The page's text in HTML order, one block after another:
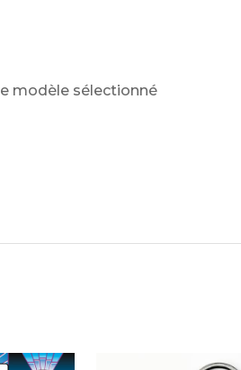
modèle sélectionné